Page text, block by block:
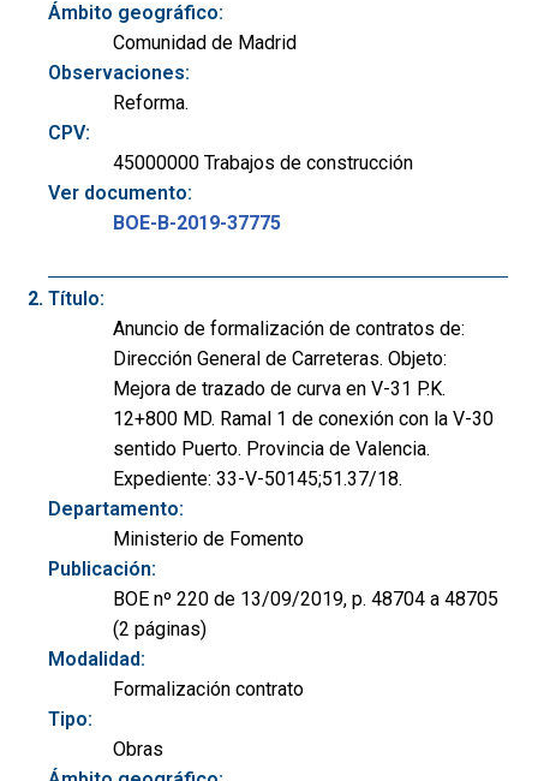
Ámbito geográfico:
Comunidad de Madrid
Observaciones:
Reforma.
CPV:
45000000 Trabajos de construcción
Ver documento:
BOE-B-2019-37775
Título:
Anuncio de formalización de contratos de:
Dirección General de Carreteras. Objeto:
Mejora de trazado de curva en V-31 P.K.
12+800 MD. Ramal 1 de conexión con la V-30
sentido Puerto. Provincia de Valencia.
Expediente: 33-V-50145;51.37/18.
Departamento:
Ministerio de Fomento
Publicación:
BOE nº 220 de 13/09/2019, p. 48704 a 48705
(2 páginas)
Modalidad:
Formalización contrato
Tipo:
Obras